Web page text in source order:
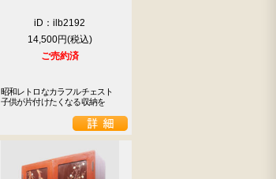
iD：ilb2192
14,500円
ご売約済
昭和レトロなカラフルチェスト
子供が片付けたくなる収納を